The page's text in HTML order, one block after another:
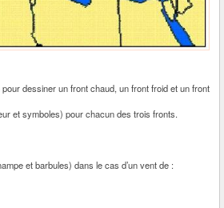
dessiner un front chaud, un front froid et un front
et symboles) pour chacun des trois fronts.
et barbules) dans le cas d’un vent de :